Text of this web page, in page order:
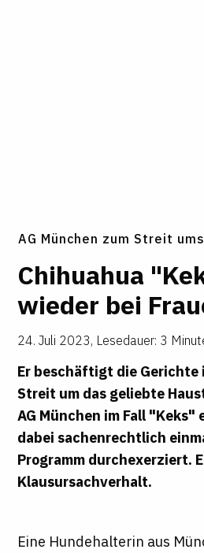
AG München zum Streit
Chi­huahua
wieder bei
24. Juli 2023, Lesedauer: 3
Er beschäftigt die Gerichte
Streit um das geliebte
AG München im Fall "Keks"
dabei sachenrechtlich
Programm durchexerziert.
Klausursachverhalt.
Eine Hundehalterin aus